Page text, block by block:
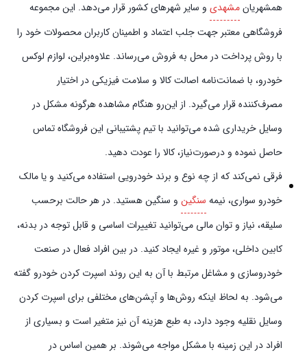
همشهریانمشهدی و سایر شهرهای کشور قرار می‌دهد. این مجموعه
فروشگاهی معتبر جهت جلب اعتماد و اطمینان کاربران محصولات خود را
با روش پرداخت در محل به فروش می‌رساند. علاوه‌بر‌این، لوازم لوکس
خودرو، با ضمانت‌نامه اصالت کالا و سلامت فیزیکی در اختیار
مصرف‌کننده قرار می‌گیرد. از این‌رو هنگام مشاهده هرگونه مشکل در
وسایل خریداری شده می‌توانید با تیم پشتیبانی این فروشگاه تماس
حاصل نموده و در‌صورت‌نیاز، کالا را عودت دهید.
فرقی نمی‌کند که از چه نوع و برند خودرویی استفاده می‌کنید و یا مالک
خودرو سواری، نیمه سنگین و سنگین هستید. در هر حالت برحسب
سلیقه، نیاز و توان مالی می‌توانید تغییرات اساسی و قابل توجه در بدنه،
کابین داخلی، موتور و غیره ایجاد کنید. در بین افراد فعال در صنعت
خودروسازی و مشاغل مرتبط با آن به این روند اسپرت کردن خودرو گفته
می‌شود. به لحاظ اینکه روش‌ها و آپشن‌های مختلفی برای اسپرت کردن
وسایل نقلیه وجود دارد، به طبع هزینه آن نیز متغیر است و بسیاری از
افراد در این زمینه با مشکل مواجه می‌شوند. بر همین اساس در